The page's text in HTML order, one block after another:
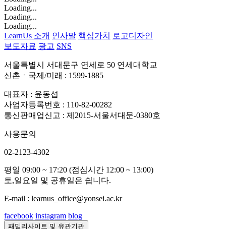
Loading...
Loading...
Loading...
LearnUs 소개 인사말 핵심가치
로고디자인
보도자료 광고 SNS
서울특별시 서대문구 연세로 50 연세대학교
신촌ㆍ국제/미래 : 1599-1885
대표자 : 윤동섭
사업자등록번호 : 110-82-00282
통신판매업신고 : 제2015-서울서대문-0380호
사용문의
02-2123-4302
평일 09:00 ~ 17:20 (점심시간 12:00 ~ 13:00)
토,일요일 및 공휴일은 쉽니다.
E-mail : learnus_office@yonsei.ac.kr
facebook instagram blog
패밀리사이트 및 유관기관